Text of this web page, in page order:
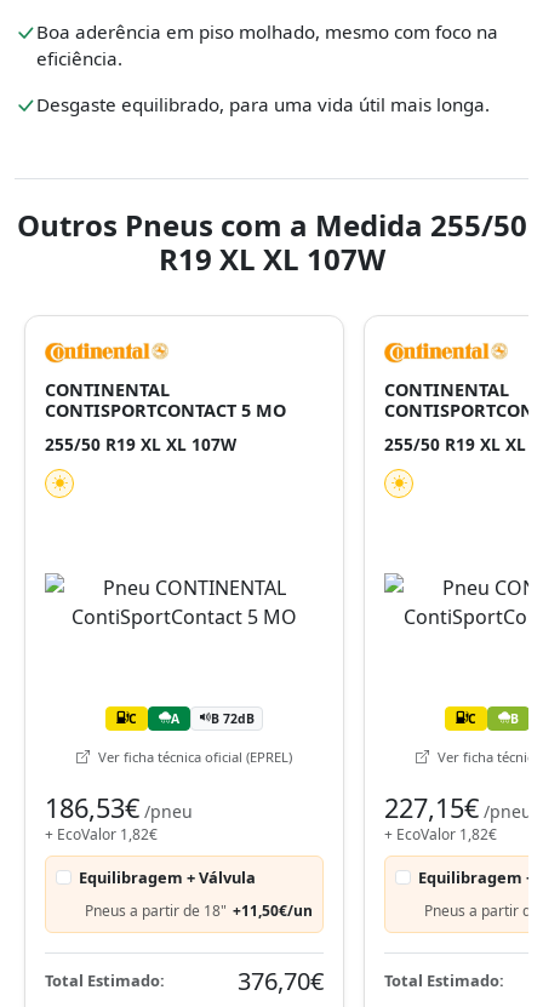
Boa aderência em piso molhado, mesmo com foco na
eficiência.
Desgaste equilibrado, para uma vida útil mais longa.
Outros Pneus com a Medida 255/50
R19 XL XL 107W
CONTINENTAL
CONTISPORTCONTACT 5 MO
255/50 R19 XL XL 107W
C A B 72dB
Ver ficha técnica oficial (EPREL)
186,53€ /pneu
+ EcoValor 1,82€
Equilibragem + Válvula
Pneus a partir de 18" +11,50€/un
Total Estimado: 376,70€
CONTINENTAL
255/50 R19 XL XL
C B
Ver ficha técnica
227,15€ /pneu
+ EcoValor 1,82€
Equilibragem +
Pneus a partir
Total Estimado: